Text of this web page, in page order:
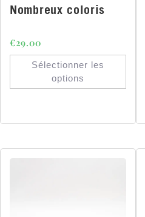
Nombreux coloris
€29.00
Sélectionner les
options